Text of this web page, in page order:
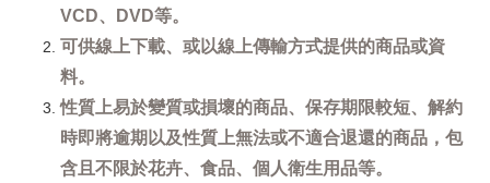
VCD、DVD等。
可供線上下載、或以線上傳輸方式提供的商品或資
料。
性質上易於變質或損壞的商品、保存期限較短、解約
時即將逾期以及性質上無法或不適合退還的商品，包
含且不限於花卉、食品、個人衛生用品等。